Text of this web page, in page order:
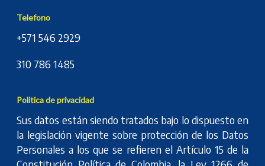
Telefono
+571 546 2929
310 786 1485
Politica de privacidad
Sus datos están siendo tratados bajo lo dispuesto en
la legislación vigente sobre protección de los Datos
Personales a los que se refieren el Artículo 15 de la